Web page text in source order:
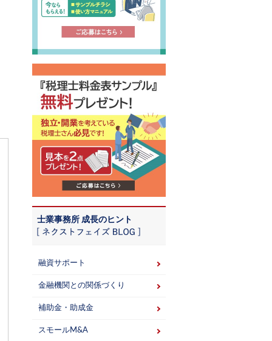
士業事務所 成長のヒント
融資サポート
金融機関との関係づくり
補助金・助成金
スモールM&A